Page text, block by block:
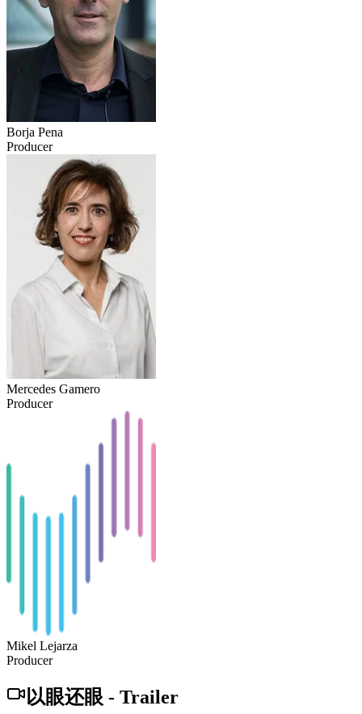
Borja Pena
Producer
Mercedes Gamero
Producer
Mikel Lejarza
Producer
以眼还眼 - Trailer